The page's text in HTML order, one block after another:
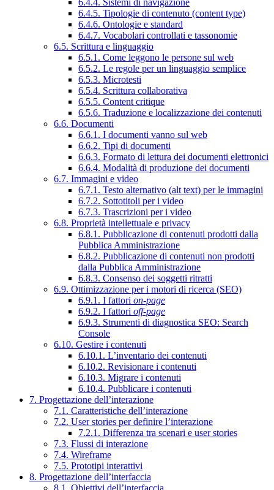
6.4.5. Tipologie di contenuto (content type)
6.4.6. Ontologie e standard
6.4.7. Vocabolari controllati e tassonomie
6.5. Scrittura e linguaggio
6.5.1. Come leggono le persone sul web
6.5.2. Le regole per un linguaggio semplice
6.5.3. Microtesti
6.5.4. Scrittura collaborativa
6.5.5. Content critique
6.5.6. Traduzione e localizzazione dei contenuti
6.6. Documenti
6.6.1. I documenti vanno sul web
6.6.2. Tipi di documenti
6.6.3. Formato di lettura dei documenti elettronici
6.6.4. Modalità di produzione dei documenti
6.7. Immagini e video
6.7.1. Testo alternativo (alt text) per le immagini
6.7.2. Sottotitoli per i video
6.7.3. Trascrizioni per i video
6.8. Proprietà intellettuale e privacy
6.8.1. Pubblicazione di contenuti prodotti dalla
Pubblica Amministrazione
6.8.2. Pubblicazione di contenuti non prodotti
dalla Pubblica Amministrazione
6.8.3. Consenso dei soggetti ritratti
6.9. Ottimizzazione per i motori di ricerca (SEO)
6.9.1. I fattori on-page
6.9.2. I fattori off-page
6.9.3. Strumenti di diagnostica SEO: Search
Console
6.10. Gestire i contenuti
6.10.1. L’inventario dei contenuti
6.10.2. Revisionare i contenuti
6.10.3. Migrare i contenuti
6.10.4. Pubblicare i contenuti
7. Progettazione dell’interazione
7.1. Caratteristiche dell’interazione
7.2. User stories per definire l’interazione
7.2.1. Differenza tra scenari e user stories
7.3. Flussi di interazione
7.4. Wireframe
7.5. Prototipi interattivi
8. Progettazione dell’interfaccia
8.1. Obiettivi dell’interfaccia